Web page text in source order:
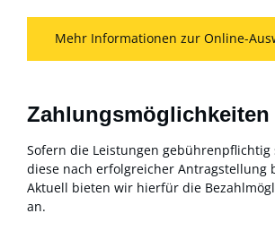
Mehr Informationen zur Online-
Zahlungsmöglichkeiten
Sofern die Leistungen gebührenpflichtig
diese nach erfolgreicher Antragstellung
Aktuell bieten wir hierfür die
an.